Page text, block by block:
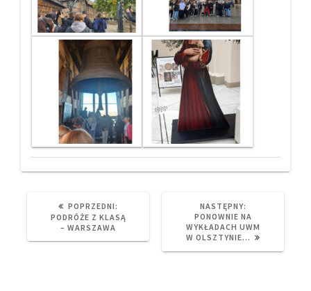
POPRZEDNI:
POST:
PODRÓŻE Z KLASĄ
– WARSZAWA
NASTĘPNY:
POST:
PONOWNIE NA
WYKŁADACH UWM
W OLSZTYNIE…